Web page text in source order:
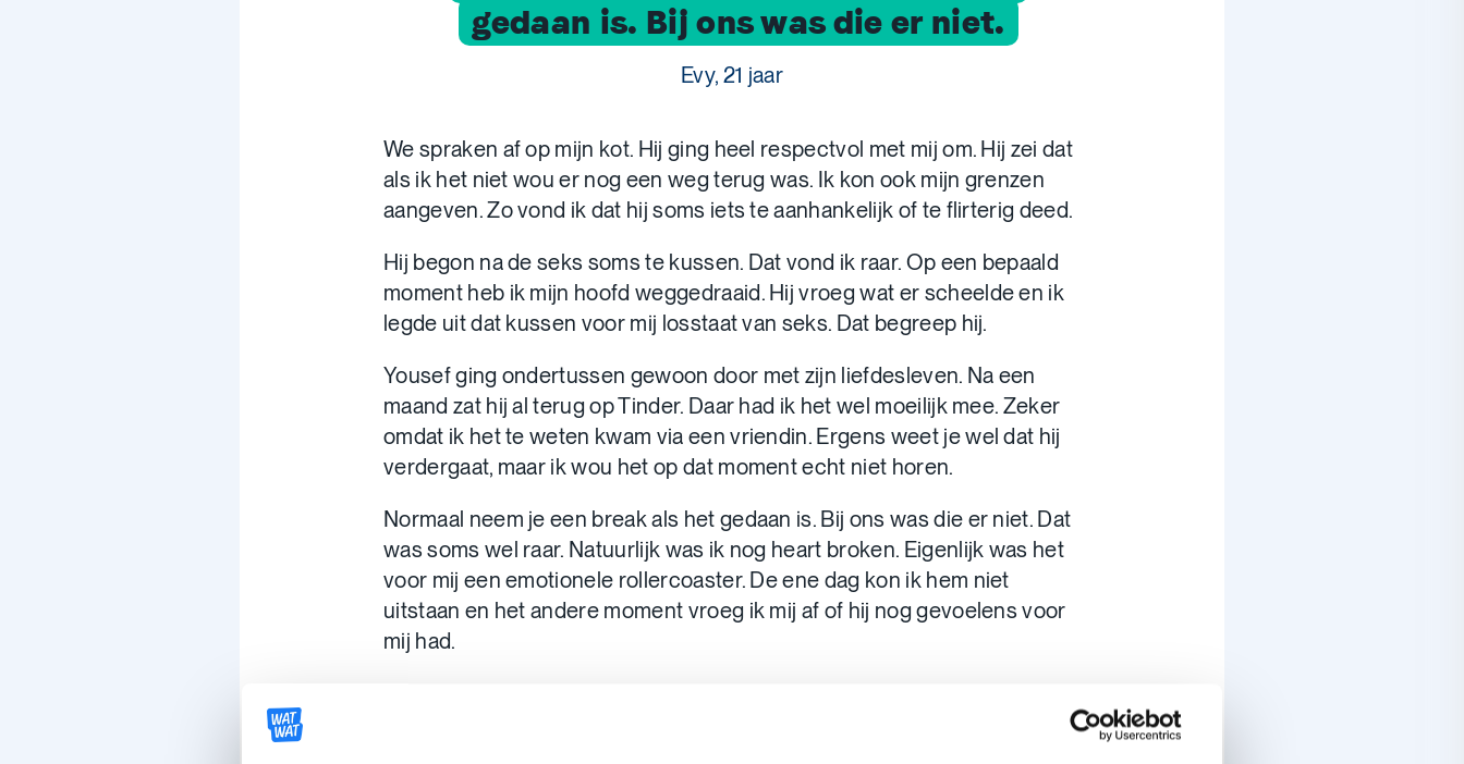
gedaan is. Bij ons was die er niet.
Evy, 21 jaar
We spraken af op mijn kot. Hij ging heel respectvol met mij om. Hij zei dat
als ik het niet wou er nog een weg terug was. Ik kon ook mijn grenzen
aangeven. Zo vond ik dat hij soms iets te aanhankelijk of te flirterig deed.
Hij begon na de seks soms te kussen. Dat vond ik raar. Op een bepaald
moment heb ik mijn hoofd weggedraaid. Hij vroeg wat er scheelde en ik
legde uit dat kussen voor mij losstaat van seks. Dat begreep hij.
Yousef ging ondertussen gewoon door met zijn liefdesleven. Na een
maand zat hij al terug op Tinder. Daar had ik het wel moeilijk mee. Zeker
omdat ik het te weten kwam via een vriendin. Ergens weet je wel dat hij
verdergaat, maar ik wou het op dat moment echt niet horen.
Normaal neem je een break als het gedaan is. Bij ons was die er niet. Dat
was soms wel raar. Natuurlijk was ik nog heart broken. Eigenlijk was het
voor mij een emotionele rollercoaster. De ene dag kon ik hem niet
uitstaan en het andere moment vroeg ik mij af of hij nog gevoelens voor
mij had.